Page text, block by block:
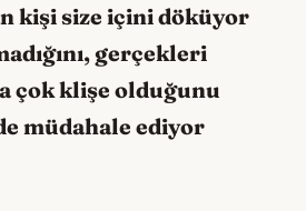
kişi size içini döküyor
gerçekleri
çok klişe olduğunu
müdahale ediyor